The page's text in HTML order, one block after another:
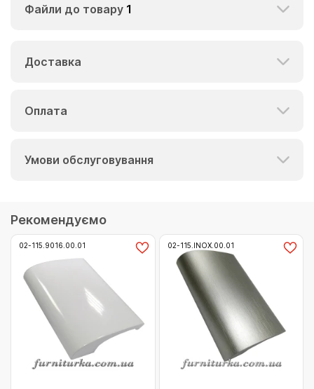
Файли до товару 1
Доставка
Оплата
Умови обслуговування
Рекомендуємо
02-115.9016.00.01 02-115.INOX.00.01